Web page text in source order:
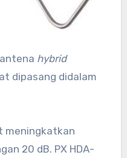
hybrid
dipasang didalam
meningkatkan
20 dB. PX HDA-